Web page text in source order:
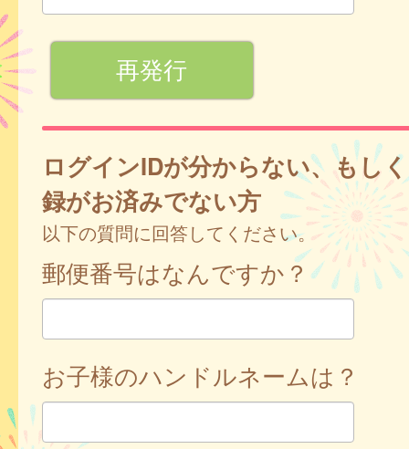
ログインIDが分からない、もし
録がお済みでない方
以下の質問に回答してください。
郵便番号はなんですか？
お子様のハンドルネームは？